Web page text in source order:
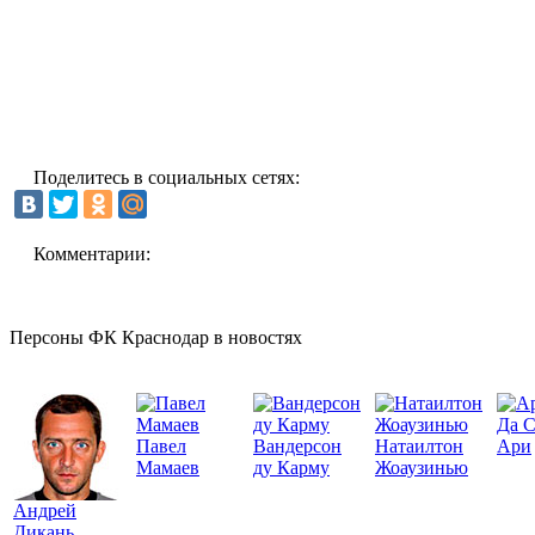
Поделитесь в социальных сетях:
Комментарии:
Персоны ФК Краснодар в новостях
Андрей
Павел
Мамаев
Вандерсон
ду Карму
Натаилтон
Жоаузинью
Да
Ари